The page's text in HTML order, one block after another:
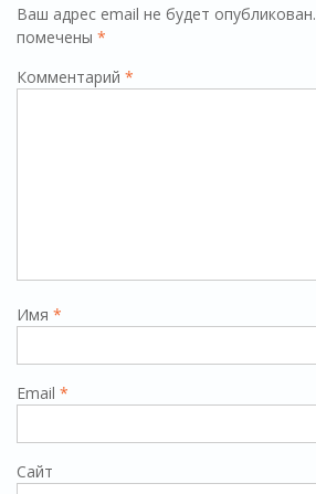
Ваш адрес email не будет опубликован.
помечены *
Комментарий *
Имя *
Email *
Сайт